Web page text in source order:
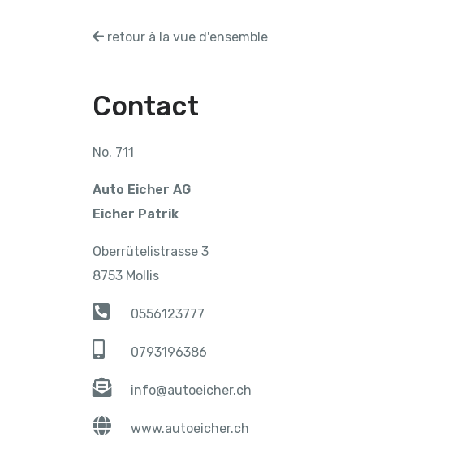
retour à la vue d'ensemble
Contact
No. 711
Auto Eicher AG
Eicher Patrik
Oberrütelistrasse 3
8753 Mollis
0556123777
0793196386
info@autoeicher.ch
www.autoeicher.ch